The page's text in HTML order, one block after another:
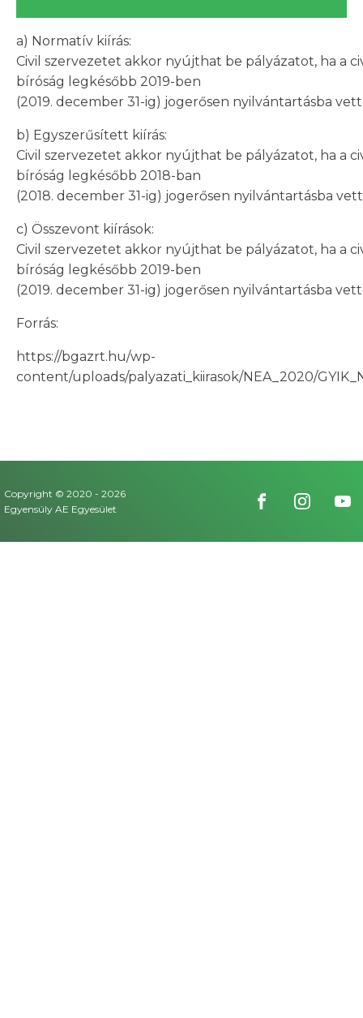
a) Normatív kiírás:
Civil szervezetet akkor nyújthat be pályázatot, ha a
bíróság legkésőbb 2019-ben
(2019. december 31-ig) jogerősen nyilvántartásba
b) Egyszerűsített kiírás:
Civil szervezetet akkor nyújthat be pályázatot, ha a
bíróság legkésőbb 2018-ban
(2018. december 31-ig) jogerősen nyilvántartásba
c) Összevont kiírások:
Civil szervezetet akkor nyújthat be pályázatot, ha a
bíróság legkésőbb 2019-ben
(2019. december 31-ig) jogerősen nyilvántartásba
Forrás:
https://bgazrt.hu/wp-
content/uploads/palyazati_kiirasok/NEA_2020/
Copyright © 2020 - 2026
Egyensúly AE Egyesület